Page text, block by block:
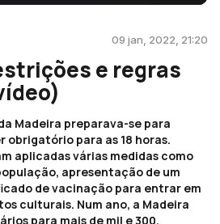
09 jan, 2022, 21:20
e regras
Madeira preparava-se para
para as 18 horas.
aplicadas várias medidas como
apresentação de um
de vacinação para entrar em
culturais. Num ano, a Madeira
para mais de mil e 300.